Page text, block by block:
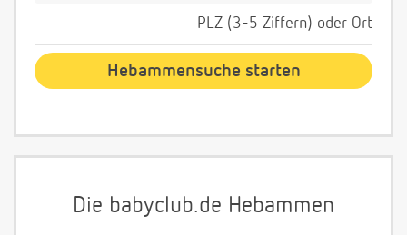
PLZ (3-5 Ziffern) oder Ort
Die babyclub.de Hebammen